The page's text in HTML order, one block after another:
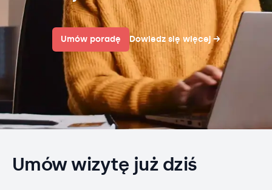
Umów poradę Dowiedz się więcej →
Umów wizytę już dziś